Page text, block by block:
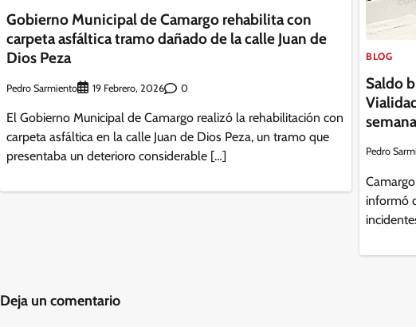
Gobierno Municipal de Camargo rehabilita con
carpeta asfáltica tramo dañado de la calle Juan de
Dios Peza
Pedro Sarmiento 19 Febrero, 2026 0
El Gobierno Municipal de Camargo realizó la rehabilitación con
carpeta asfáltica en la calle Juan de Dios Peza, un tramo que
presentaba un deterioro considerable […]
BLOG
Saldo
Pedro
informó
Deja un comentario